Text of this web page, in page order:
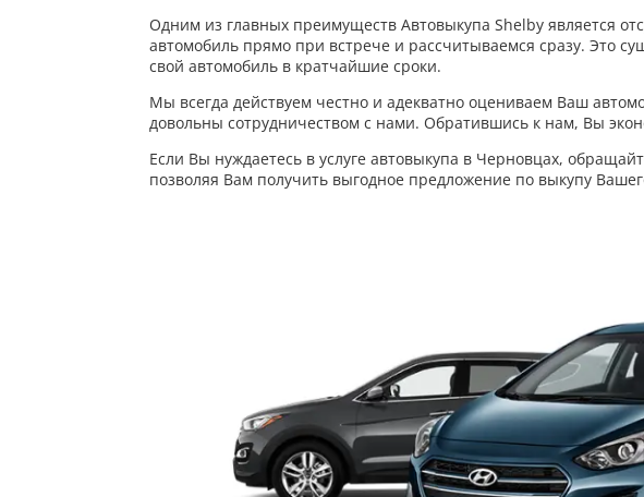
Одним из главных преимуществ Автовыкупа Shelby является
автомобиль прямо при встрече и рассчитываемся сразу. Это
свой автомобиль в кратчайшие сроки.
Мы всегда действуем честно и адекватно оцениваем Ваш
довольны сотрудничеством с нами. Обратившись к нам, Вы
Если Вы нуждаетесь в услуге автовыкупа в Черновцах,
позволяя Вам получить выгодное предложение по выкупу